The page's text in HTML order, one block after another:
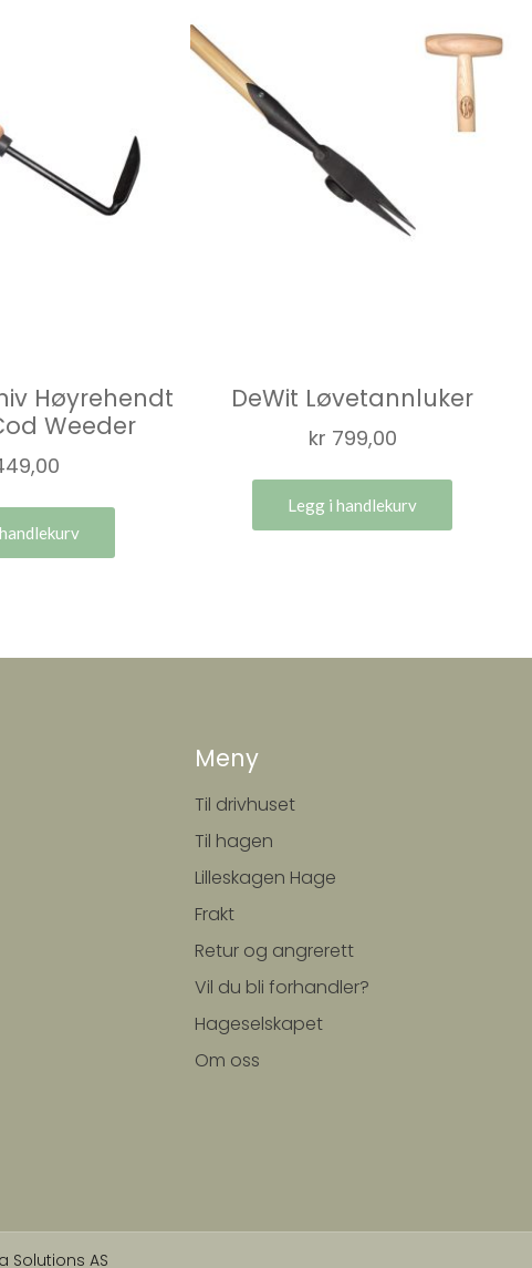
Høyrehendt
Weeder
DeWit Løvetannluker
kr 799,00
Legg i handlekurv
Meny
Til drivhuset
Til hagen
Lilleskagen Hage
Frakt
Retur og angrerett
Vil du bli forhandler?
Hageselskapet
Om oss
Solutions AS